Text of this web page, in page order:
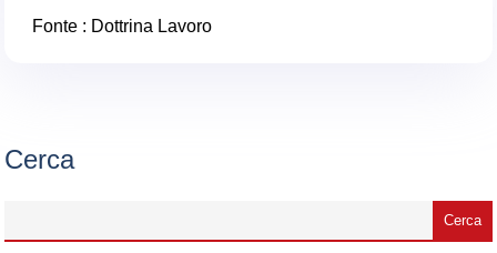
Fonte : Dottrina Lavoro
Cerca